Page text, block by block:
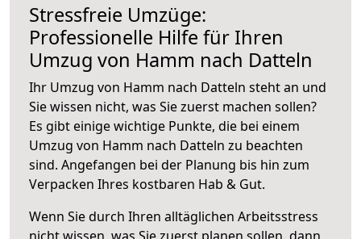
Stressfreie Umzüge:
Professionelle Hilfe für Ihren
Umzug von Hamm nach Datteln
Ihr Umzug von Hamm nach Datteln steht an und
Sie wissen nicht, was Sie zuerst machen sollen?
Es gibt einige wichtige Punkte, die bei einem
Umzug von Hamm nach Datteln zu beachten
sind. Angefangen bei der Planung bis hin zum
Verpacken Ihres kostbaren Hab & Gut.
Wenn Sie durch Ihren alltäglichen Arbeitsstress